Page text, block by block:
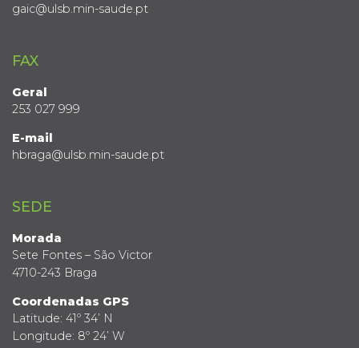
gaic@ulsb.min-saude.pt
FAX
Geral
253 027 999
E-mail
hbraga@ulsb.min-saude.pt
SEDE
Morada
Sete Fontes – São Victor
4710-243 Braga
Coordenadas GPS
Latitude: 41º 34’ N
Longitude: 8º 24’ W